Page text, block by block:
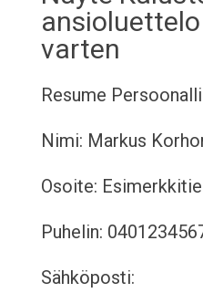
varten
Resume
Nimi: Markus
Osoite:
Puhelin:
Sähköposti: